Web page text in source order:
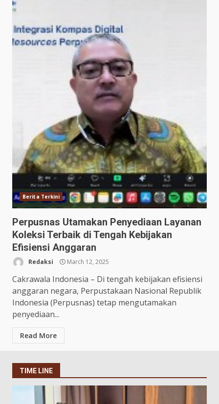
Berita Terkini
Perpusnas Utamakan Penyediaan Layanan
Koleksi Terbaik di Tengah Kebijakan
Efisiensi Anggaran
Redaksi March 12, 2025
Cakrawala Indonesia – Di tengah kebijakan efisiensi
anggaran negara, Perpustakaan Nasional Republik
Indonesia (Perpusnas) tetap mengutamakan
penyediaan...
Read More
TIME LINE